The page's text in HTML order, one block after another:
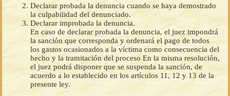
Declarar probada la denuncia cuando se haya demostrado
la culpabilidad del denunciado.
Declarar improbada la denuncia.
En caso de declarar probada la denuncia, el juez impondrá
la sanción que corresponda y ordenará el pago de todos
los gastos ocasionados a la víctima como consecuencia del
hecho y la tramitación del proceso En la misma resolución,
el juez podrá disponer que se suspenda la sanción, de
acuerdo a lo establecido en los artículos 11, 12 y 13 de la
presente ley.